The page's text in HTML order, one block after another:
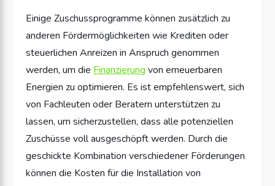
Einige Zuschussprogramme können zusätzlich zu
anderen Fördermöglichkeiten wie Krediten oder
steuerlichen Anreizen in Anspruch genommen
werden, um die Finanzierung von erneuerbaren
Energien zu optimieren. Es ist empfehlenswert, sich
von Fachleuten oder Beratern unterstützen zu
lassen, um sicherzustellen, dass alle potenziellen
Zuschüsse voll ausgeschöpft werden. Durch die
geschickte Kombination verschiedener Förderungen
können die Kosten für die Installation von